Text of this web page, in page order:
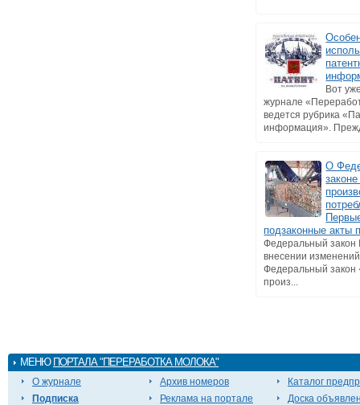
Вот
журнале
ведется рубрика
информация».
О
подзаконные акты
Федеральный
внесении
Федеральный
произ...
МЕНЮ ПОРТАЛА "ПЕРЕРАБОТКА МОЛОКА"
О журнале
Подписка
Архив номеров
Реклама на портале
Каталог
Доска